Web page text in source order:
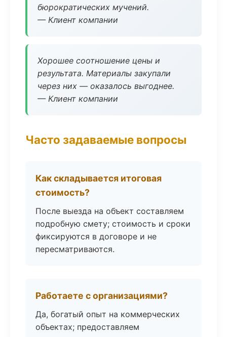
бюрократических мучений.
— Клиент компании
Хорошее соотношение цены и
результата. Материалы закупали
через них — оказалось выгоднее.
— Клиент компании
Часто задаваемые вопросы
Как складывается итоговая
стоимость?
После выезда на объект составляем
подробную смету; стоимость и сроки
фиксируются в договоре и не
пересматриваются.
Работаете с организациями?
Да, богатый опыт на коммерческих
объектах; предоставляем